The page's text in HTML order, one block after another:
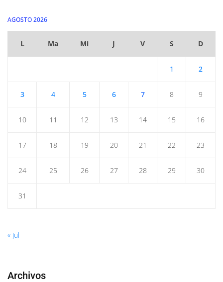
AGOSTO 2026
L Ma Mi J V S D
1 2
3 4 5 6 7 8 9
10 11 12 13 14 15 16
17 18 19 20 21 22 23
24 25 26 27 28 29 30
31
« Jul
Archivos